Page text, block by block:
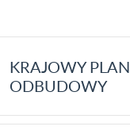
KRAJOWY PLAN
ODBUDOWY